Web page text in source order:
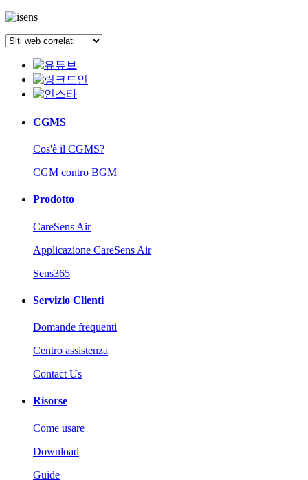
CGMS
Cos'è il CGMS?
CGM contro BGM
Prodotto
CareSens Air
Applicazione CareSens Air
Sens365
Servizio Clienti
Domande frequenti
Centro assistenza
Contact Us
Risorse
Come usare
Download
Guide